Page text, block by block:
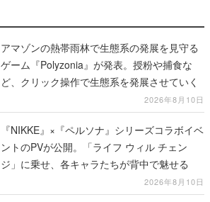
アマゾンの熱帯雨林で生態系の発展を見守る
ゲーム『Polyzonia』が発表。授粉や捕食な
ど、クリック操作で生態系を発展させていく
2026年8月10日
『NIKKE』×『ペルソナ』シリーズコラボイベ
ントのPVが公開。「ライフ ウィル チェン
ジ」に乗せ、各キャラたちが背中で魅せる
2026年8月10日